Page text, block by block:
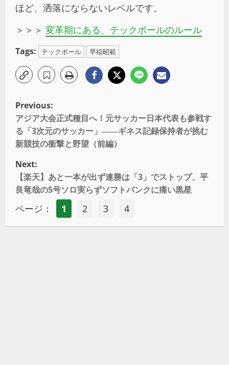
ほど、洒落にならないレベルです。
＞＞＞ 変革期にある、テックボールのルール
Tags: テックボール 早稲昭範
Previous:
アジア大会正式種目へ！元サッカー日本代表も参戦す
る「3次元のサッカー」――ギネス記録保持者が挑む
新競技の衝撃と野望（前編）
Next:
【楽天】あと一本が出ず連勝は「3」でストップ、平
良竜哉の5号ソロ実らずソフトバンクに痛い黒星
ページ： 1 2 3 4